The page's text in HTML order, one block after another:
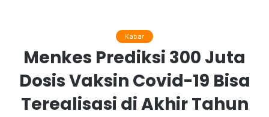
Kabar
Menkes Prediksi 300 Juta
Dosis Vaksin Covid-19 Bisa
Terealisasi di Akhir Tahun